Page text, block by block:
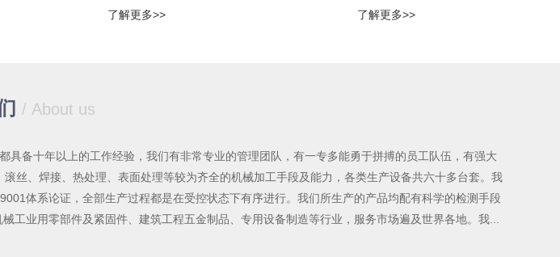
了解更多>> 了解更多>>
/ About us
备十年以上的工作经验，我们有非常专业的管理团队，有一专多能勇于拼搏的员工队伍，有强大
丝、焊接、热处理、表面处理等较为齐全的机械加工手段及能力，各类生产设备共六十多台套。我
体系论证，全部生产过程都是在受控状态下有序进行。我们所生产的产品均配有科学的检测手段
业用零部件及紧固件、建筑工程五金制品、专用设备制造等行业，服务市场遍及世界各地。我...